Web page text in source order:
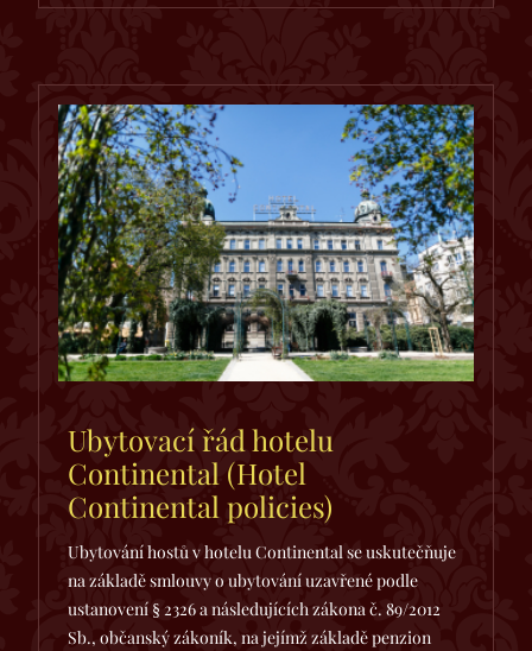
Ubytovací řád hotelu
Continental (Hotel
Continental policies)
Ubytování hostů v hotelu Continental se uskutečňuje
na základě smlouvy o ubytování uzavřené podle
ustanovení § 2326 a následujících zákona č. 89/2012
Sb., občanský zákoník, na jejímž základě penzion